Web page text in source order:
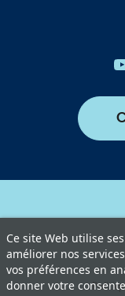
Ce site Web utilise
améliorer nos
vos préférences en
donner votre